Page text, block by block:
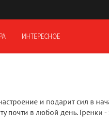
ИНТЕРЕСНОЕ
и подарит сил в
почти в любой день. Гренки